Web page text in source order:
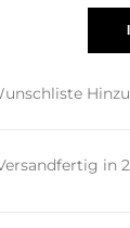
in